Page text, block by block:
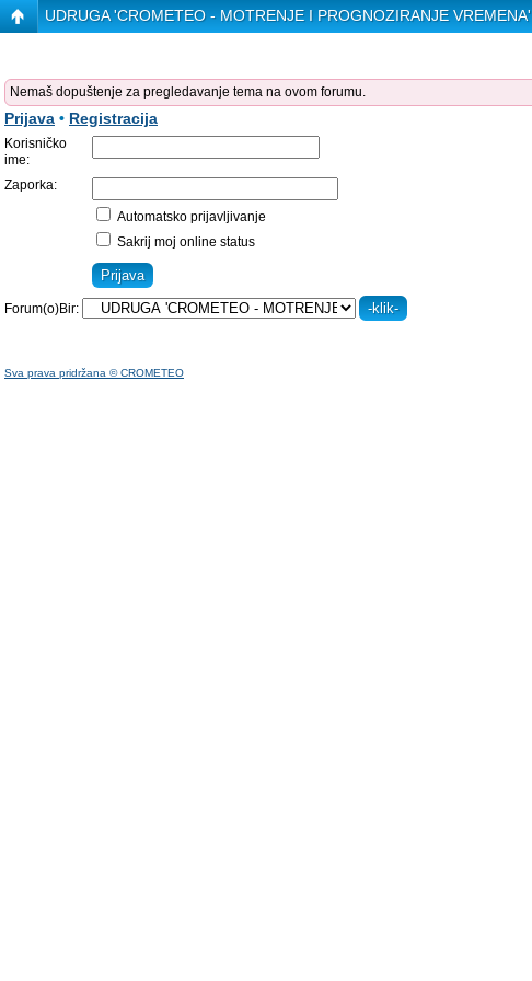
UDRUGA 'CROMETEO - MOTRENJE I PROGNOZIRANJE VREMENA'
Nemaš dopuštenje za pregledavanje tema na ovom forumu.
Prijava • Registracija
Korisničko
ime:
Zaporka:
Automatsko prijavljivanje
Sakrij moj online status
Forum(o)Bir:
Sva prava pridržana © CROMETEO